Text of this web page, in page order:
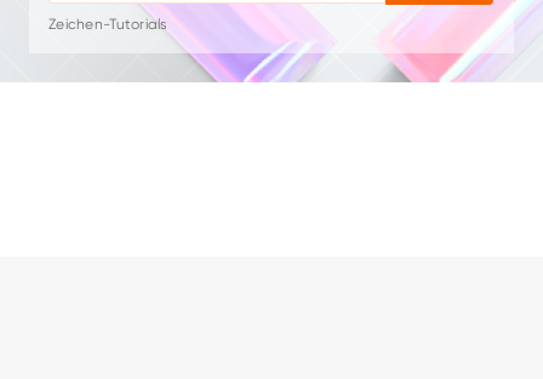
Zeichen-Tutorials
Tipps & Fehlerbehebung
Neue Produkte & Angebote